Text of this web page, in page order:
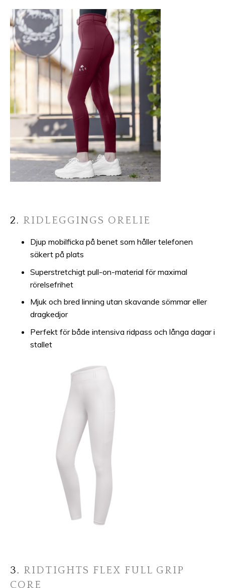
2. RIDLEGGINGS ORELIE
Djup mobilficka på benet som håller telefonen
säkert på plats
Superstretchigt pull-on-material för maximal
rörelsefrihet
Mjuk och bred linning utan skavande sömmar eller
dragkedjor
Perfekt för både intensiva ridpass och långa dagar i
stallet
3. RIDTIGHTS FLEX FULL GRIP
CORE